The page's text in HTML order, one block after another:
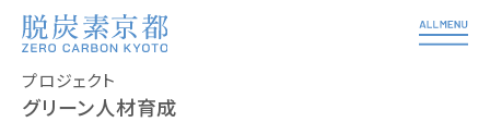
プロジェクト
グリーン人材育成